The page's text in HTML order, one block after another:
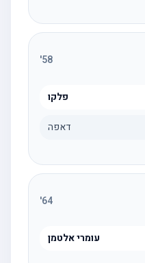
58
'
פלקו
דאפה
64
'
עומרי אלטמן